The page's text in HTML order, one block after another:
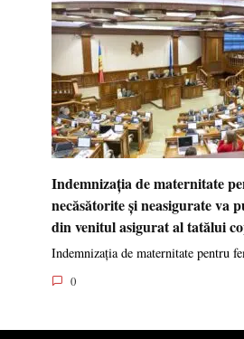
Indemnizația de maternitate
necăsătorite și neasigurate va
din venitul asigurat al tatălui
Indemnizația de maternitate pentru
0